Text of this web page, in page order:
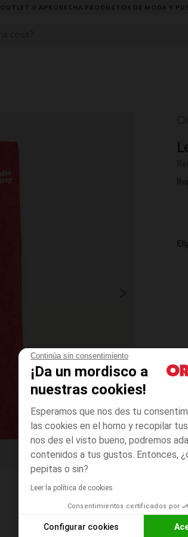
Continúa sin consentimiento
¡Da un mordisco a
nuestras cookies!
Esperamos que nos des tu
las cookies en el horno y recopilar
nos des el visto bueno, podremos
contenidos a tus gustos. Entonces,
pepitas o sin?
Leer la política de cookies
Consentimientos certificados por
Configurar cookies
OUTLET // APROVECHA PRODUCTOS DE MODA Y